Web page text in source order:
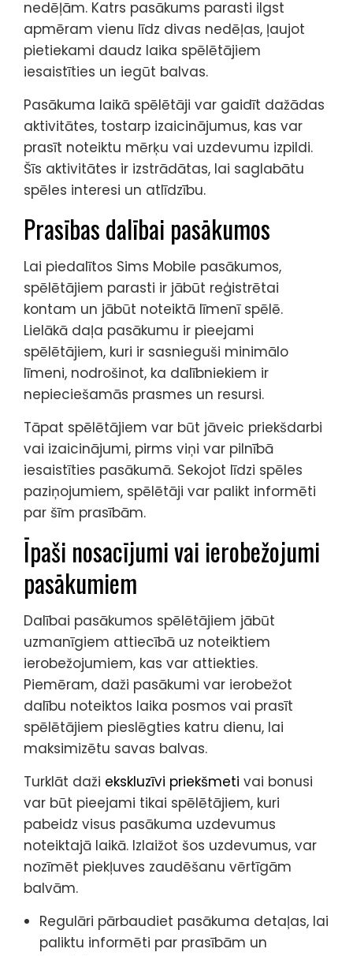
nedēļām. Katrs pasākums parasti ilgst
apmēram vienu līdz divas nedēļas, ļaujot
pietiekami daudz laika spēlētājiem
iesaistīties un iegūt balvas.
Pasākuma laikā spēlētāji var gaidīt dažādas
aktivitātes, tostarp izaicinājumus, kas var
prasīt noteiktu mērķu vai uzdevumu izpildi.
Šīs aktivitātes ir izstrādātas, lai saglabātu
spēles interesi un atlīdzību.
Prasības dalībai pasākumos
Lai piedalītos Sims Mobile pasākumos,
spēlētājiem parasti ir jābūt reģistrētai
kontam un jābūt noteiktā līmenī spēlē.
Lielākā daļa pasākumu ir pieejami
spēlētājiem, kuri ir sasnieguši minimālo
līmeni, nodrošinot, ka dalībniekiem ir
nepieciešamās prasmes un resursi.
Tāpat spēlētājiem var būt jāveic priekšdarbi
vai izaicinājumi, pirms viņi var pilnībā
iesaistīties pasākumā. Sekojot līdzi spēles
paziņojumiem, spēlētāji var palikt informēti
par šīm prasībām.
Īpaši nosacījumi vai ierobežojumi
pasākumiem
Dalībai pasākumos spēlētājiem jābūt
uzmanīgiem attiecībā uz noteiktiem
ierobežojumiem, kas var attiekties.
Piemēram, daži pasākumi var ierobežot
dalību noteiktos laika posmos vai prasīt
spēlētājiem pieslēgties katru dienu, lai
maksimizētu savas balvas.
Turklāt daži ekskluzīvi priekšmeti vai bonusi
var būt pieejami tikai spēlētājiem, kuri
pabeidz visus pasākuma uzdevumus
noteiktajā laikā. Izlaižot šos uzdevumus, var
nozīmēt piekļuves zaudēšanu vērtīgām
balvām.
Regulāri pārbaudiet pasākuma detaļas, lai
paliktu informēti par prasībām un